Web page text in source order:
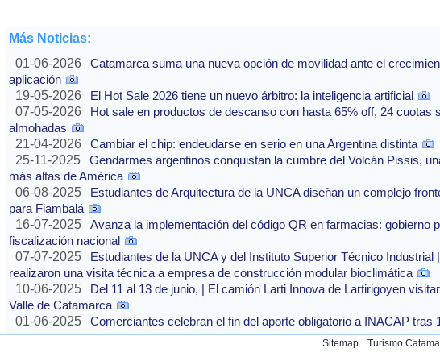
Más Noticias:
01-06-2026
Catamarca suma una nueva opción de movilidad ante el
aplicación
19-05-2026
El Hot Sale 2026 tiene un nuevo árbitro: la inteligencia artificial
07-05-2026
Hot sale en productos de descanso con hasta 65% off, 24 cuotas
almohadas
21-04-2026
Cambiar el chip: endeudarse en serio en una Argentina distinta
25-11-2025
Gendarmes argentinos conquistan la cumbre del Volcán Pissis,
más altas de América
06-08-2025
Estudiantes de Arquitectura de la UNCA diseñan un complejo
para Fiambalá
16-07-2025
Avanza la implementación del código QR en farmacias: gobierno
fiscalización nacional
07-07-2025
Estudiantes de la UNCA y del Instituto Superior Técnico Industrial
realizaron una visita técnica a empresa de construcción modular bioclimática
10-06-2025
Del 11 al 13 de junio, | El camión Larti Innova de Lartirigoyen
Valle de Catamarca
01-06-2025
Comerciantes celebran el fin del aporte obligatorio a INACAP tras
Sitemap | Turismo